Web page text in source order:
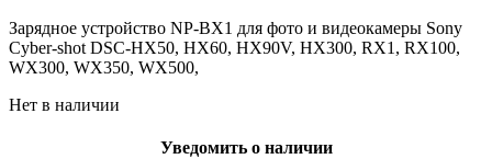
составляла
1,089.00₽.
990.00₽.
Зарядное устройство NP-BX1 для фото и видеокамеры Sony
Cyber-shot DSC-HX50, HX60, HX90V, HX300, RX1, RX100,
WX300, WX350, WX500,
Нет в наличии
Уведомить о наличии